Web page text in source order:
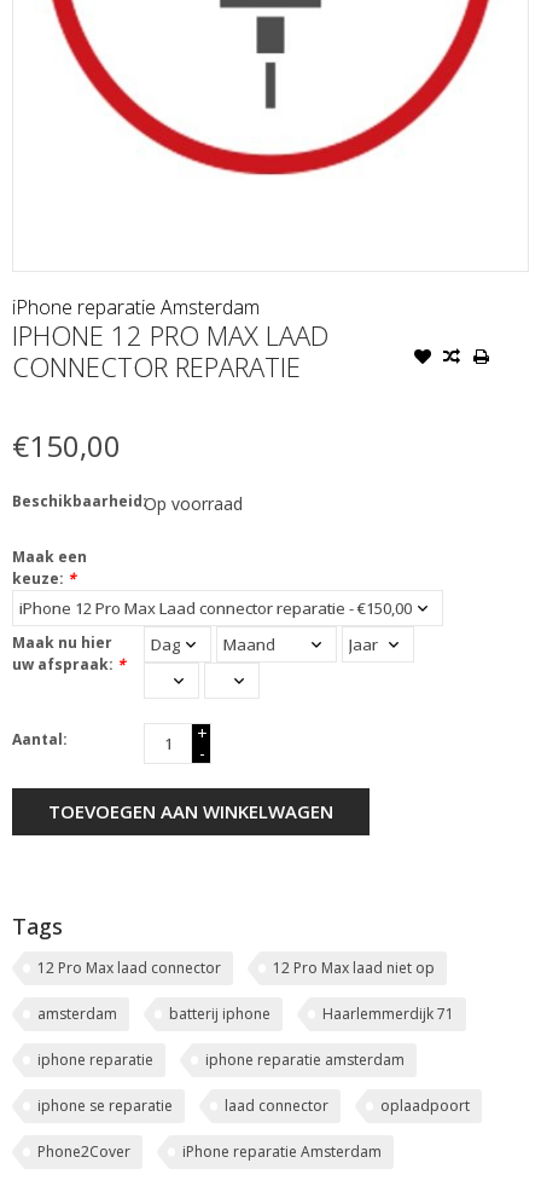
iPhone reparatie Amsterdam
IPHONE 12 PRO MAX LAAD
CONNECTOR REPARATIE
€150,00
Beschikbaarheid:Op voorraad
Maak een
keuze: *
Maak nu hier
uw afspraak: *
Aantal:
+
-
TOEVOEGEN AAN WINKELWAGEN
Tags
12 Pro Max laad connector 12 Pro Max laad niet op
amsterdam batterij iphone Haarlemmerdijk 71
iphone reparatie iphone reparatie amsterdam
iphone se reparatie laad connector oplaadpoort
Phone2Cover iPhone reparatie Amsterdam